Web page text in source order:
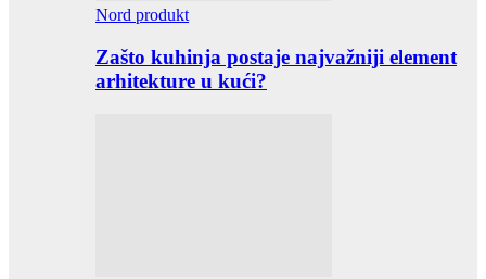
Nord produkt
Zašto kuhinja postaje najvažniji element
arhitekture u kući?